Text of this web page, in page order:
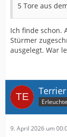
5 Tore aus
Ich finde schon.
Stürmer
ausgelegt. War
Terrier
9. April 2026 um